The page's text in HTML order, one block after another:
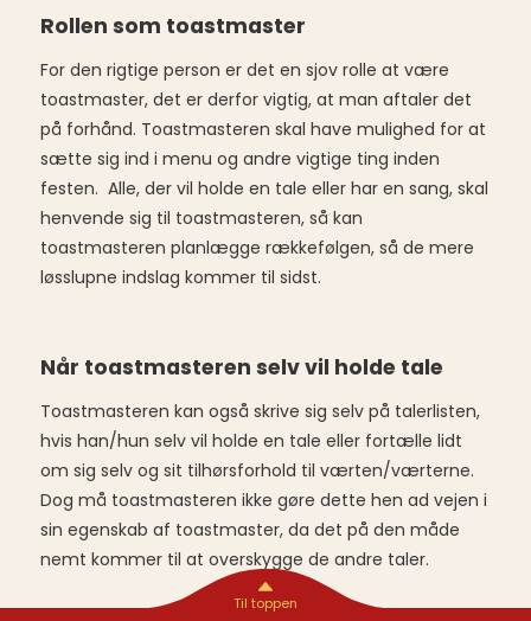
Rollen som toastmaster
For den rigtige person er det en sjov rolle at være
toastmaster, det er derfor vigtig, at man aftaler det
på forhånd. Toastmasteren skal have mulighed for at
sætte sig ind i menu og andre vigtige ting inden
festen. Alle, der vil holde en tale eller har en sang, skal
henvende sig til toastmasteren, så kan
toastmasteren planlægge rækkefølgen, så de mere
løsslupne indslag kommer til sidst.
Når toastmasteren selv vil holde tale
Toastmasteren kan også skrive sig selv på talerlisten,
hvis han/hun selv vil holde en tale eller fortælle lidt
om sig selv og sit tilhørsforhold til værten/værterne.
Dog må toastmasteren ikke gøre dette hen ad vejen i
sin egenskab af toastmaster, da det på den måde
nemt kommer til at overskygge de andre taler.